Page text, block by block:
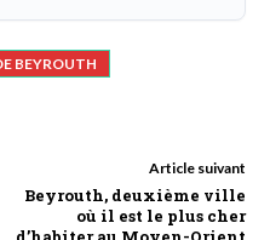
BEYROUTH
Article suivant
Beyrouth, deuxième ville
où il est le plus cher